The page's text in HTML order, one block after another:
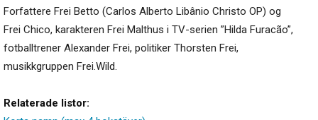
Forfattere Frei Betto (Carlos Alberto Libânio Christo OP) og
Frei Chico, karakteren Frei Malthus i TV-serien ”Hilda Furacão”,
fotballtrener Alexander Frei, politiker Thorsten Frei,
musikkgruppen Frei.Wild.
Relaterade listor: